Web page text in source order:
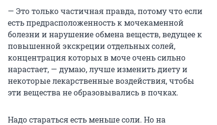
— Это только частичная правда, потому что если
есть предрасположенность к мочекаменной
болезни и нарушение обмена веществ, ведущее к
повышенной экскреции отдельных солей,
концентрация которых в моче очень сильно
нарастает, — думаю, лучше изменить диету и
некоторые лекарственные воздействия, чтобы
эти вещества не образовывались в почках.
Надо стараться есть меньше соли. Но на